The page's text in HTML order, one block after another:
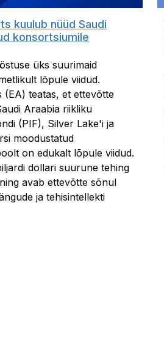
kuulub nüüd Saudi
konsortsiumile
üks suurimaid
lõpule viidud.
(EA) teatas, et ettevõtte
Araabia riikliku
(PIF), Silver Lake'i ja
moodustatud
on edukalt lõpule viidud.
dollari suurune tehing
avab ettevõtte sõnul
ja tehisintellekti